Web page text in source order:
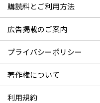
購読料とご利用方法
広告掲載のご案内
プライバシーポリシー
著作権について
利用規約